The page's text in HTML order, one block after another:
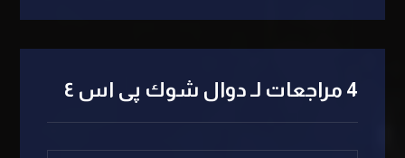
4 مراجعات لـ دوال شوك پی اس ٤